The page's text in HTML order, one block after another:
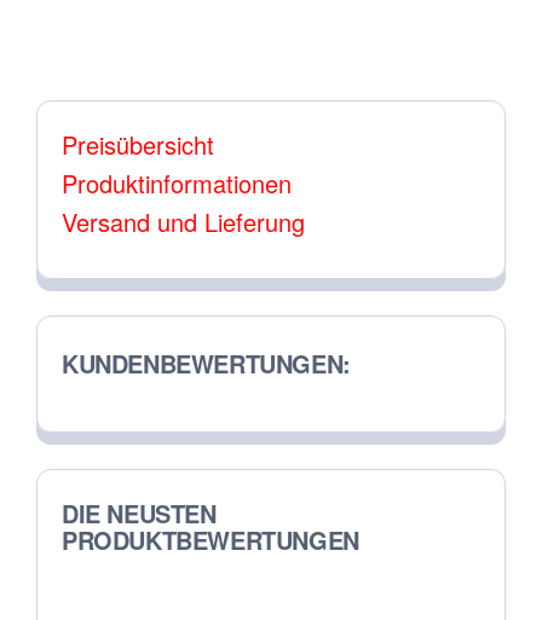
Optionen
auf
der
gewählt
Preisübersicht
Produktinformationen
Versand und Lieferung
KUNDENBEWERTUNGEN:
DIE NEUSTEN
PRODUKTBEWERTUNGEN